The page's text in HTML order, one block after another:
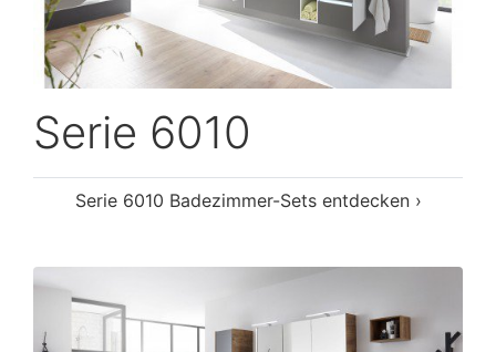
Serie 6010
Serie 6010 Badezimmer-Sets entdecken ›